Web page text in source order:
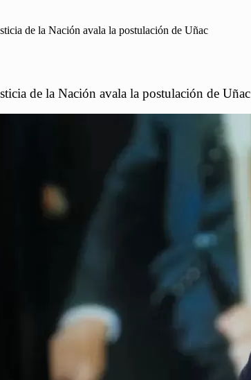
de la Nación avala la postulación de Uñac
de la Nación avala la postulación de Uñac